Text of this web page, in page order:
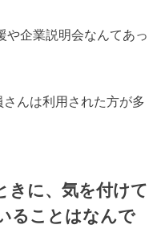
や企業説明会なんてあっ
んは利用された方が多
きに、気を付けて
ることはなんで